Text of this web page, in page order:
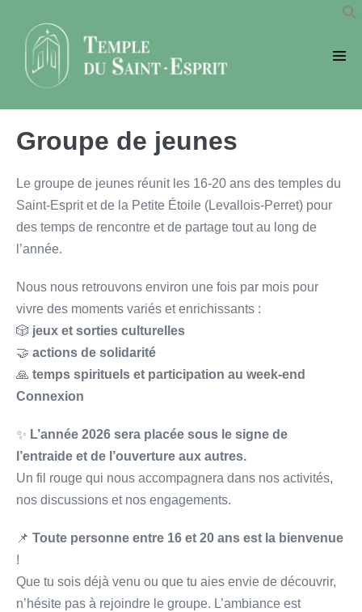
contenu
Groupe de jeunes
Le groupe de jeunes réunit les 16-20 ans des temples du
Saint-Esprit et de la Petite Étoile (Levallois-Perret) pour
des temps de rencontre et de partage tout au long de
l’année.
Nous nous retrouvons environ une fois par mois pour
vivre des moments variés et enrichissants :
🎲 jeux et sorties culturelles
🤝 actions de solidarité
🙏 temps spirituels et participation au week-end
Connexion
✨ L’année 2026 sera placée sous le signe de
l’entraide et de l’ouverture aux autres.
Un fil rouge qui nous accompagnera dans nos activités,
nos discussions et nos engagements.
📌 Toute personne entre 16 et 20 ans est la bienvenue
!
Que tu sois déjà venu ou que tu aies envie de découvrir,
n’hésite pas à rejoindre le groupe. L’ambiance est